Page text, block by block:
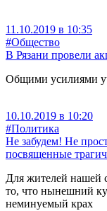
11.10.2019 в 10:35
#Общество
В Рязани провели
Общими усилиями
10.10.2019 в 10:20
#Политика
Не забудем! Не
посвященные
Для жителей нашей
то, что нынешний
неминуемый крах